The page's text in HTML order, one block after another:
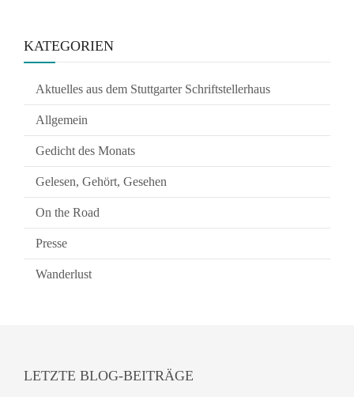
KATEGORIEN
Aktuelles aus dem Stuttgarter Schriftstellerhaus
Allgemein
Gedicht des Monats
Gelesen, Gehört, Gesehen
On the Road
Presse
Wanderlust
LETZTE BLOG-BEITRÄGE